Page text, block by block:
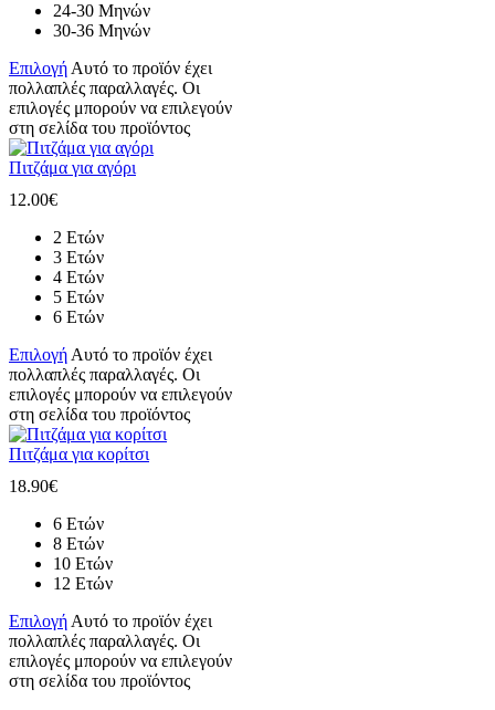
24-30 Μηνών
30-36 Μηνών
Επιλογή Αυτό το προϊόν έχει
πολλαπλές παραλλαγές. Οι
επιλογές μπορούν να επιλεγούν
στη σελίδα του προϊόντος
Πιτζάμα για αγόρι
12.00€
2 Ετών
3 Ετών
4 Ετών
5 Ετών
6 Ετών
Επιλογή Αυτό το προϊόν έχει
πολλαπλές παραλλαγές. Οι
επιλογές μπορούν να επιλεγούν
στη σελίδα του προϊόντος
Πιτζάμα για κορίτσι
18.90€
6 Ετών
8 Ετών
10 Ετών
12 Ετών
ΕπιλογήΑυτό το προϊόν έχει
πολλαπλές παραλλαγές. Οι
επιλογές μπορούν να επιλεγούν
στη σελίδα του προϊόντος